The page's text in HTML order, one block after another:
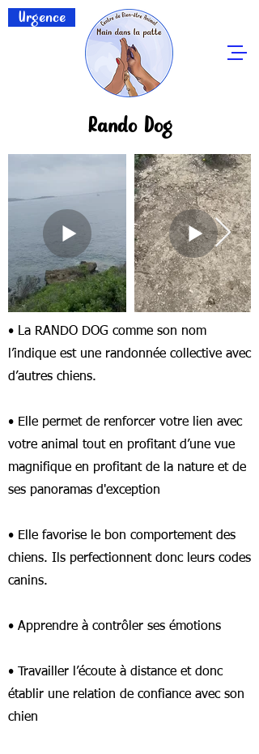
Urgence
Rando Dog
• La RANDO DOG comme son nom
l’indique est une randonnée collective avec
d’autres chiens.
• Elle permet de renforcer votre lien avec
votre animal tout en profitant d’une vue
magnifique en profitant de la nature et de
ses panoramas d'exception
• Elle favorise le bon comportement des
chiens. Ils perfectionnent donc leurs codes
canins.
• Apprendre à contrôler ses émotions
• Travailler l’écoute à distance et donc
établir une relation de confiance avec son
chien